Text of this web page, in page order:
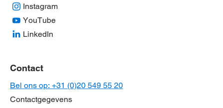
Instagram
YouTube
LinkedIn
Contact
Bel ons op: +31 (0)20 549 55 20
Contactgegevens